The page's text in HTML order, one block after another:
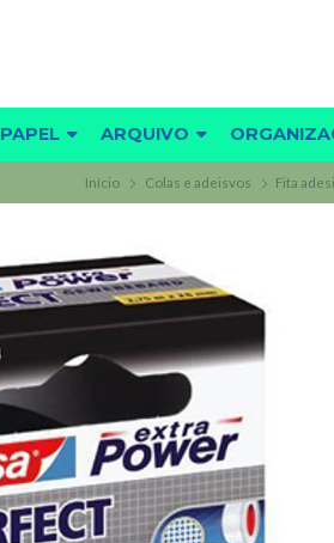
PAPEL ARQUIVO
Início Colas e adeisvos Fita